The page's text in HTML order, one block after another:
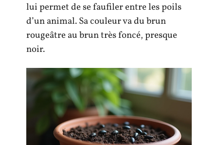
lui permet de se faufiler entre les poils
d’un animal. Sa couleur va du brun
rougeâtre au brun très foncé, presque
noir.